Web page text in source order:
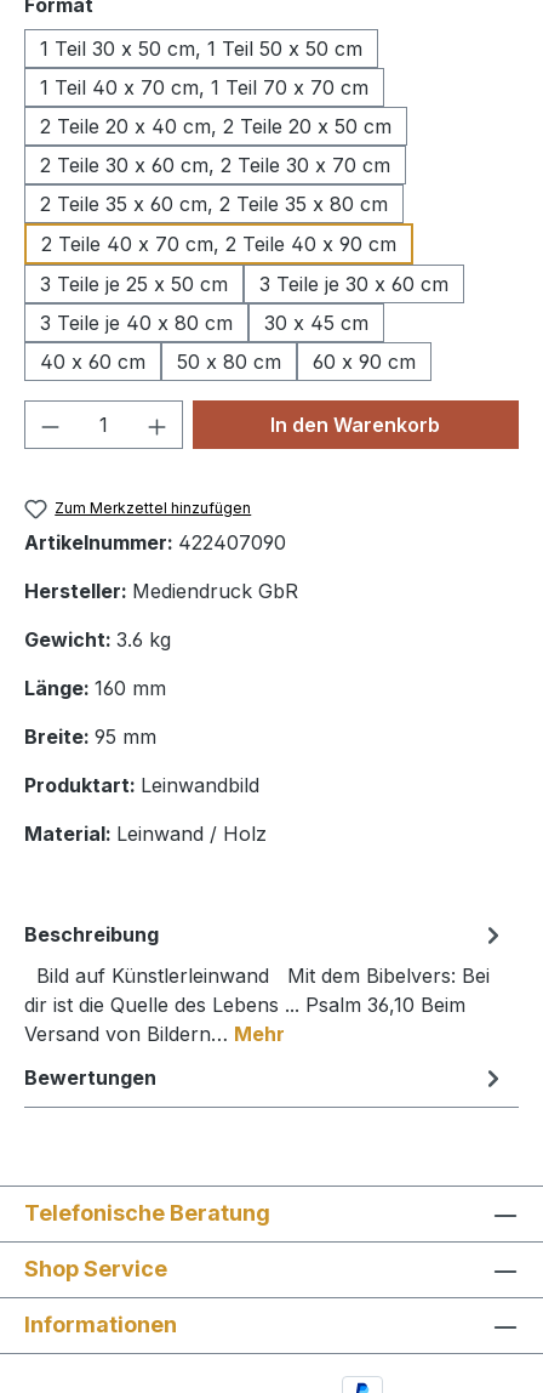
Format
1 Teil 30 x 50 cm, 1 Teil 50 x 50 cm
1 Teil 40 x 70 cm, 1 Teil 70 x 70 cm
2 Teile 20 x 40 cm, 2 Teile 20 x 50 cm
2 Teile 30 x 60 cm, 2 Teile 30 x 70 cm
2 Teile 35 x 60 cm, 2 Teile 35 x 80 cm
2 Teile 40 x 70 cm, 2 Teile 40 x 90 cm
3 Teile je 25 x 50 cm
3 Teile je 30 x 60 cm
3 Teile je 40 x 80 cm
30 x 45 cm
40 x 60 cm
50 x 80 cm 60 x 90 cm
Produkt Anzahl: Gib denIn den Warenkorb
Zum Merkzettel hinzufügen
Artikelnummer: 422407090
Hersteller: Mediendruck GbR
Gewicht: 3.6 kg
Länge: 160 mm
Breite: 95 mm
Produktart: Leinwandbild
Material: Leinwand / Holz
Beschreibung
Bild auf Künstlerleinwand Mit dem Bibelvers: Bei
dir ist die Quelle des Lebens ... Psalm 36,10 Beim
Versand von Bildern… Mehr
Bewertungen
Telefonische Beratung
Shop Service
Informationen